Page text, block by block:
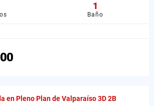
1
Baño
en Pleno Plan de Valparaíso 3D 2B